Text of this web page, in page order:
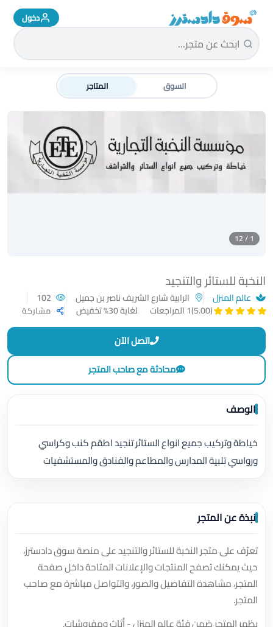
سوق دادسترز الرئيسية دخول
السوق المتاجر
النخبة للستائر والتنجيد
عالم المنزل الرابية شارع الشريف ناصر بن جميل
(5.00)
1 المراجعات لغاية 30% تخفيض مشاركة
1 / 12
اتصل الآن
محادثة مع صاحب المتجر
الوصف
خياطة وتركيب جميع انواع الستائر تنجيد اطقم كنب وكراسي
ورواسي تلبية المدارس والمطاعم والفنادق والمستشفيات
نبذة عن المتجر
تعرّف على متجر النخبة للستائر والتنجيد على منصة سوق دادسترز،
حيث يمكنك تصفح المنتجات والإعلانات المتاحة داخل صفحة
المتجر، مشاهدة التفاصيل والصور، والتواصل مباشرة مع صاحب
المتجر.
يظهر المتجر ضمن فئة عالم المنزل - أثاث ومفروشات.